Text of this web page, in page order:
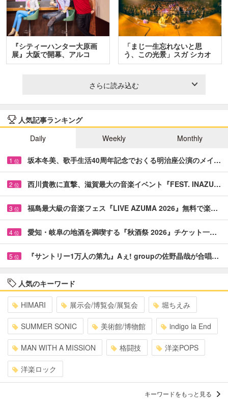
『シティーハンター大原画
展』大阪で開幕、アルコ
＆…
「まじ一生忘れないと思
う、この光景」スガ シカオ
と…
さらに読み込む
人気記事ランキング
Daily
Weekly Monthly
1 位 坂本冬美、歌手生活40周年記念でおくる明治座公演のメイ…
2 位 西川貴教に直撃、滋賀最大の音楽イベント『FEST. INAZU…
3 位 福島最大級の音楽フェス『LIVE AZUMA 2026』無料で楽…
4 位 愛知・岐阜の地酒を満喫する『秋酒祭 2026』チケット一…
5 位 『サントリー1万人の第九』Aぇ! groupの佐野晶哉が合唱…
人気のキーワード
HIMARI 展示会/博覧会/展覧会 堀ちえみ
SUMMER SONIC 美術館/博物館 indigo la End
MAN WITH A MISSION 格闘技 洋楽POPS
洋楽ロック
キーワードをもっと見る